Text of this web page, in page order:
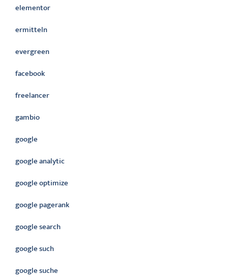
elementor
ermitteln
evergreen
facebook
freelancer
gambio
google
google analytic
google optimize
google pagerank
google search
google such
google suche